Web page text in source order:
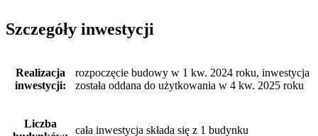
Szczegóły inwestycji
Realizacja
inwestycji:
rozpoczęcie budowy w 1 kw. 2024 roku, inwestycja
została oddana do użytkowania w 4 kw. 2025 roku
Liczba
cała inwestycja składa się z 1 budynku